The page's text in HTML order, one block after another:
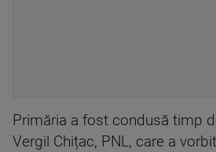
Primăria a fost condusă timp
Vergil Chițac, PNL, care a